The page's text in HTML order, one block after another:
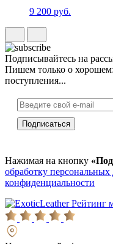
9 200 руб.
Подписывайтесь на
Пишем только о
поступления...
Нажимая на кнопку
обработку
конфиденциальности
Рейтинг